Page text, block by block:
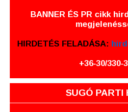
BANNER ÉS PR cikk
HIRDETÉS FELADÁSA:
+36-30/330-
SUGÓ PARTI